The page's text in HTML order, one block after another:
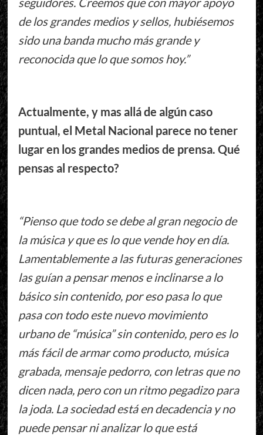
de los grandes medios y sellos, hubiésemos
sido una banda mucho más grande y
reconocida que lo que somos hoy.”
Actualmente, y mas allá de algún caso
puntual, el Metal Nacional parece no tener
lugar en los grandes medios de prensa. Qué
pensas al respecto?
“Pienso que todo se debe al gran negocio de
la música y que es lo que vende hoy en día.
Lamentablemente a las futuras generaciones
las guían a pensar menos e inclinarse a lo
básico sin contenido, por eso pasa lo que
pasa con todo este nuevo movimiento
urbano de “música” sin contenido, pero es lo
más fácil de armar como producto, música
grabada, mensaje pedorro, con letras que no
dicen nada, pero con un ritmo pegadizo para
la joda. La sociedad está en decadencia y no
puede pensar ni analizar lo que está